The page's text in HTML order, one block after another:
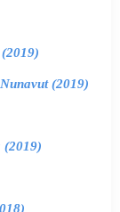
(2019)
(2019)